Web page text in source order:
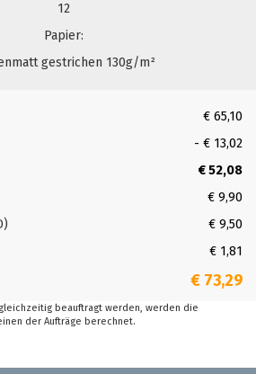
12
Papier:
gestrichen 130g/m²
€ 65,10
- € 13,02
€ 52,08
€ 9,90
€ 9,50
€ 1,81
€ 73,29
beauftragt werden, werden die
der Aufträge berechnet.